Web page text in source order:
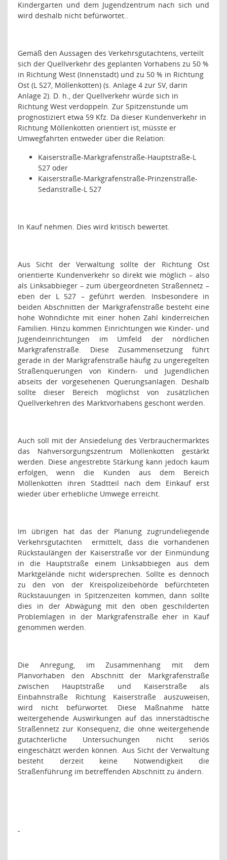
Kindergarten und dem Jugendzentrum nach sich und
wird deshalb nicht befürwortet..
Gemäß den Aussagen des Verkehrsgutachtens, verteilt
sich der Quellverkehr des geplanten Vorhabens zu 50 %
in Richtung West (Innenstadt) und zu 50 % in Richtung
Ost (L 527, Möllenkotten) (s. Anlage 4 zur SV, darin
Anlage 2). D. h., der Quellverkehr würde sich in
Richtung West verdoppeln. Zur Spitzenstunde um
prognostiziert etwa 59 Kfz. Da dieser Kundenverkehr in
Richtung Möllenkotten orientiert ist, müsste er
Umwegfahrten entweder über die Relation:
Kaiserstraße-Markgrafenstraße-Hauptstraße-L
527 oder
Kaiserstraße-Markgrafenstraße-Prinzenstraße-
Sedanstraße-L 527
In Kauf nehmen. Dies wird kritisch bewertet.
Aus Sicht der Verwaltung sollte der Richtung Ost
orientierte Kundenverkehr so direkt wie möglich – also
als Linksabbieger – zum übergeordneten Straßennetz –
eben der L 527 – geführt werden. Insbesondere in
beiden Abschnitten der Markgrafenstraße besteht eine
hohe Wohndichte mit einer hohen Zahl kinderreichen
Familien. Hinzu kommen Einrichtungen wie Kinder- und
Jugendeinrichtungen im Umfeld der nördlichen
Markgrafenstraße. Diese Zusammensetzung führt
gerade in der Markgrafenstraße häufig zu ungeregelten
Straßenquerungen von Kindern- und Jugendlichen
abseits der vorgesehenen Querungsanlagen. Deshalb
sollte dieser Bereich möglichst von zusätzlichen
Quellverkehren des Marktvorhabens geschont werden.
Auch soll mit der Ansiedelung des Verbrauchermarktes
das Nahversorgungszentrum Möllenkotten gestärkt
werden. Diese angestrebte Stärkung kann jedoch kaum
erfolgen, wenn die Kunden aus dem Bereich
Möllenkotten ihren Stadtteil nach dem Einkauf erst
wieder über erhebliche Umwege erreicht.
Im übrigen hat das der Planung zugrundeliegende
Verkehrsgutachten
ermittelt, dass die vorhandenen
Rückstaulängen der Kaiserstraße vor der Einmündung
in die Hauptstraße einem Linksabbiegen aus dem
Marktgelände nicht widersprechen. Sollte es dennoch
zu den von der Kreispolizeibehörde befürchteten
Rückstauungen in Spitzenzeiten kommen, dann sollte
dies in der Abwägung mit den oben geschilderten
Problemlagen in der Markgrafenstraße eher in Kauf
genommen werden.
Die Anregung, im Zusammenhang mit dem
Planvorhaben den Abschnitt der Markgrafenstraße
zwischen Hauptstraße und Kaiserstraße als
Einbahnstraße Richtung Kaiserstraße auszuweisen,
wird nicht befürwortet. Diese Maßnahme hätte
weitergehende Auswirkungen auf das innerstädtische
Straßennetz zur Konsequenz, die ohne weitergehende
gutachterliche Untersuchungen nicht seriös
eingeschätzt werden können. Aus Sicht der Verwaltung
besteht derzeit keine Notwendigkeit die
Straßenführung im betreffenden Abschnitt zu ändern.